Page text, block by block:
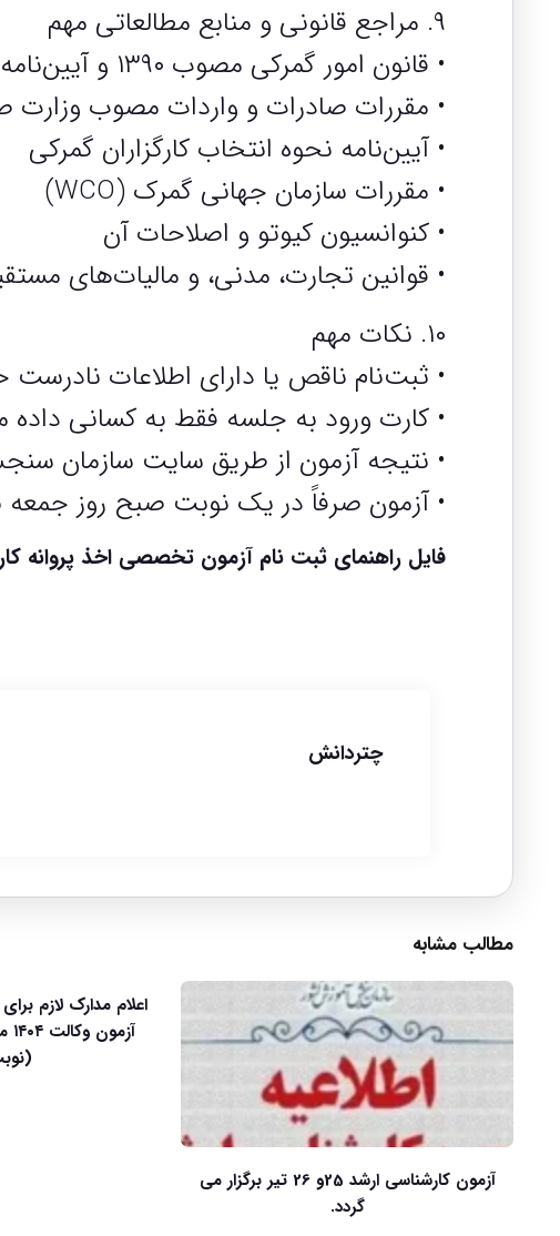
۹. مراجع قانونی و منابع مطالعاتی مهم
• قانون امور گمرکی مصوب ۱۳۹۰ و آیین‌نامه اجرایی آن مصوب ۱۳۹۱
• مقررات صادرات و واردات مصوب
• آیین‌نامه نحوه انتخاب کارگزاران گمرکی
• مقررات سازمان جهانی گمرک (WCO)
• کنوانسیون کیوتو و اصلاحات آن
• قوانین تجارت، مدنی، و مالیات‌های
۱۰. نکات مهم
• ثبت‌نام ناقص یا دارای اطلاعات
• کارت ورود به جلسه فقط به کسانی
• نتیجه آزمون از طریق سایت سازمان
• آزمون صرفاً در یک نوبت صبح روز جمعه ۵ دی‌ماه ۱۴۰۴ برگزار می‌شود
فایل راهنمای ثبت نام آزمون تخصصی اخذ پروانه
چتردانش
مطالب مشابه
آزمون کارشناسی ارشد 25و 26 تیر برگزار می
گردد.
اعلام مدارک لازم